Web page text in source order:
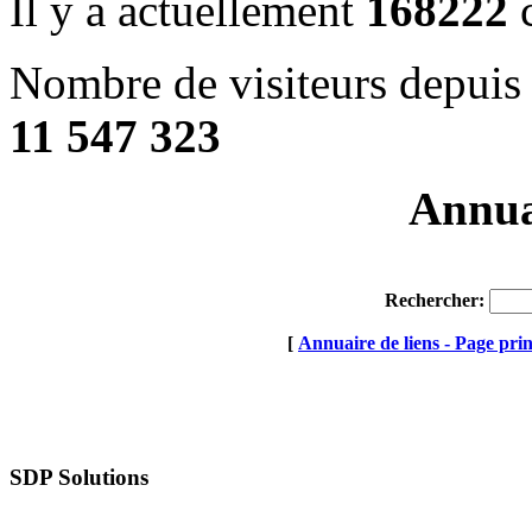
Nombre de visiteurs
11 547 323
Rechercher:
[ Annuaire de liens - Page
SDP Solutions